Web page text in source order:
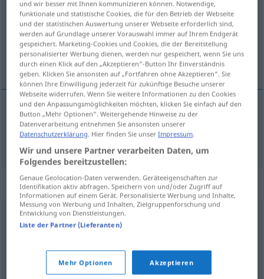
Übersicht aller Übersetzungen
(Für mehr Details die Übersetzung anklicken/antippen)
brauchen
brauchen trenge
Synonyme für "trenge"
gnage,kile,klemme,klype
und wir besser mit Ihnen kommunizieren können. Notwendige,
funktionale und statistische Cookies, die für den Betrieb der Webseite
und der statistischen Auswertung unserer Webseite erforderlich sind,
werden auf Grundlage unserer Vorauswahl immer auf Ihrem Endgerät
gespeichert. Marketing-Cookies und Cookies, die der Bereitstellung
personalisierter Werbung dienen, werden nur gespeichert, wenn Sie uns
durch einen Klick auf den „Akzeptieren“-Button Ihr Einverständnis
geben. Klicken Sie ansonsten auf „Fortfahren ohne Akzeptieren“. Sie
können Ihre Einwilligung jederzeit für zukünftige Besuche unserer
Webseite widerrufen. Wenn Sie weitere Informationen zu den Cookies
und den Anpassungsmöglichkeiten möchten, klicken Sie einfach auf den
Button „Mehr Optionen“. Weitergehende Hinweise zu der
Datenverarbeitung entnehmen Sie ansonsten unserer
Datenschutzerklärung . Hier finden Sie unserImpressum
Wir und unsere Partner verarbeiten Daten, um
Folgendes bereitzustellen:
Genaue Geolocation-Daten verwenden. Geräteeigenschaften zur
Identifikation aktiv abfragen. Speichern von und/oder Zugriff auf
Informationen auf einem Gerät. Personalisierte Werbung und Inhalte,
Messung von Werbung und Inhalten, Zielgruppenforschung und
Entwicklung von Dienstleistungen.
Liste der Partner (Lieferanten)
Mehr Optionen Akzeptieren